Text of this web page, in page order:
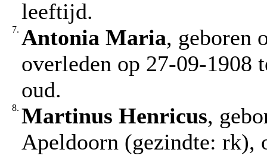
leeftijd.
7. Antonia Maria, geboren
overleden op 27-09-1908
oud.
8. Martinus Henricus,
Apeldoorn (gezindte: rk),